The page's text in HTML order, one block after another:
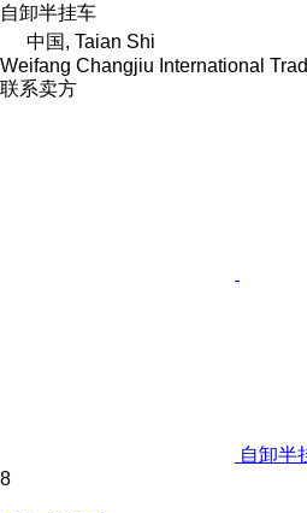
自卸半挂车
中国, Taian Shi
Weifang Changjiu International
联系卖方
自卸半
8